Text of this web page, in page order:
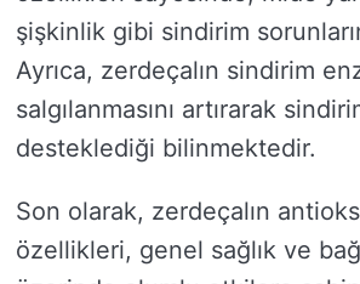
şişkinlik gibi sindirim
Ayrıca, zerdeçalın sindirim
salgılanmasını artırarak
desteklediği bilinmektedir.
Son olarak, zerdeçalın
özellikleri, genel sağlık ve